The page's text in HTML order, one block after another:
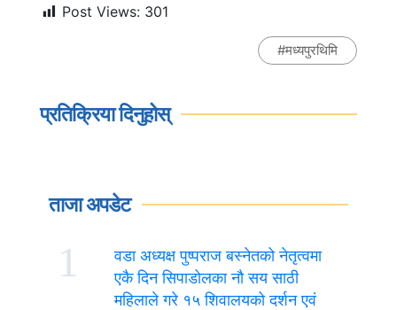
Post Views: 301
#मध्यपुरथिमि
प्रतिक्रिया दिनुहोस्
ताजा अपडेट
1
वडा अध्यक्ष पुष्पराज बस्नेतको नेतृत्वमा
एकै दिन सिपाडोलका नौ सय साठी
महिलाले गरे १५ शिवालयको दर्शन एवं